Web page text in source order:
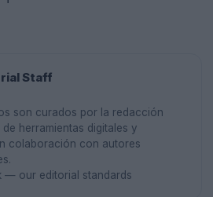
Staff
son curados por la redacción
herramientas digitales y
colaboración con autores
— our editorial standards